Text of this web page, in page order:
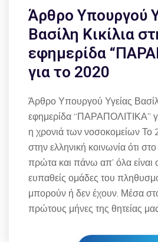
Άρθρο Υπουργού
Βασίλη Κικίλια
εφημερίδα
για το 2020
Άρθρο Υπουργού Υγείας
εφημερίδα “ΠΑΡΑΠΟΛΙΤΙΚΑ”
η χρονιά των νοσοκομείων Το
στην ελληνική κοινωνία ότι
πρώτα και πάνω απ’ όλα είναι
ευπαθείς ομάδες του
μπορούν ή δεν έχουν. Μέσα
πρώτους μήνες της θητείας